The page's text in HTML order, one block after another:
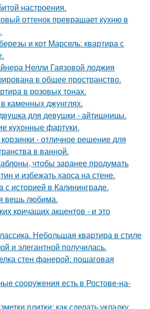
настроения.
оттенок превращает кухню в
и кот Марсель: квартира с
Нелли Гаязовой лоджия
в общее пространство.
в розовых тонах.
каменных джунглях.
для девушки - айтишницы.
кухонные фартуки.
- отличное решение для
в ванной.
чтобы заранее продумать
и избежать хаоса на стене.
с историей в Калининграде.
вещь любима.
кричащих акцентов - и это
Небольшая квартира в стиле
и элегантной получилась.
стен фанерой: пошаговая
сооружения есть в Ростове-на-